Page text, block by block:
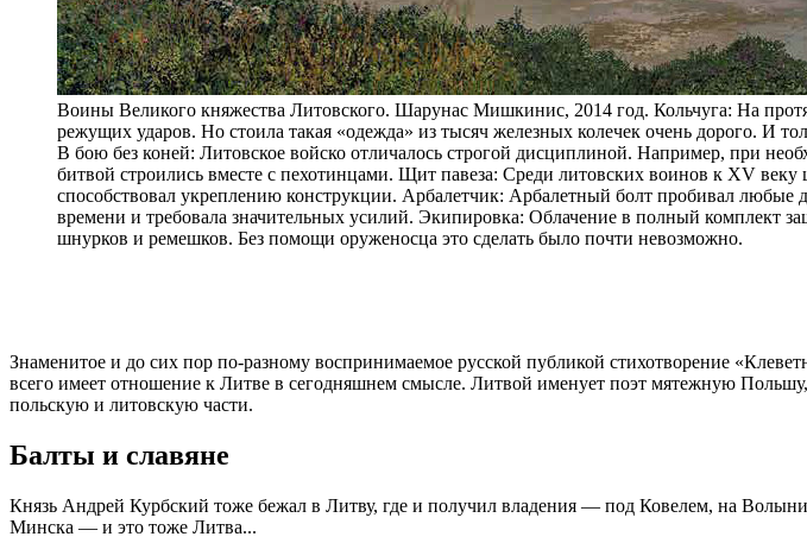
Воины Великого княжества Литовского. Шарунас Мишкинис, 2014 год. Кольчуга: На
режущих ударов. Но стоила такая «одежда» из тысяч железных колечек очень дорого. И
В бою без коней: Литовское войско отличалось строгой дисциплиной. Например, при
битвой строились вместе с пехотинцами. Щит павеза: Среди литовских воинов к XV
способствовал укреплению конструкции. Арбалетчик: Арбалетный болт пробивал любые
времени и требовала значительных усилий. Экипировка: Облачение в полный комплект
шнурков и ремешков. Без помощи оруженосца это сделать было почти невозможно.
Знаменитое и до сих пор по-разному воспринимаемое русской публикой стихотворение
всего имеет отношение к Литве в сегодняшнем смысле. Литвой именует поэт мятежную
польскую и литовскую части.
Балты и славяне
Князь Андрей Курбский тоже бежал в Литву, где и получил владения — под Ковелем, на
Минска — и это тоже Литва...